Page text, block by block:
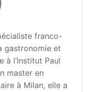
franco-
gastronomie et
à l’Institut Paul
master en
à Milan, elle a